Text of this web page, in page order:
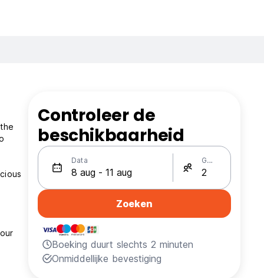
Controleer de
beschikbaarheid
Data Gasten
Zoeken
Boeking duurt slechts 2 minuten
Onmiddellijke bevestiging